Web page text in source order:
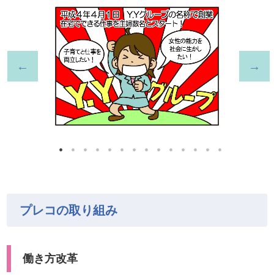
プレコの取り組み
働き方改革